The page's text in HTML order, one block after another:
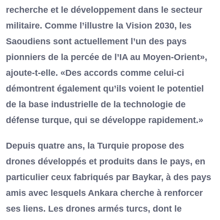
recherche et le développement dans le secteur
militaire. Comme l’illustre la Vision 2030, les
Saoudiens sont actuellement l’un des pays
pionniers de la percée de l’IA au Moyen-Orient»,
ajoute-t-elle. «Des accords comme celui-ci
démontrent également qu’ils voient le potentiel
de la base industrielle de la technologie de
défense turque, qui se développe rapidement.»
Depuis quatre ans, la Turquie propose des
drones développés et produits dans le pays, en
particulier ceux fabriqués par Baykar, à des pays
amis avec lesquels Ankara cherche à renforcer
ses liens. Les drones armés turcs, dont le